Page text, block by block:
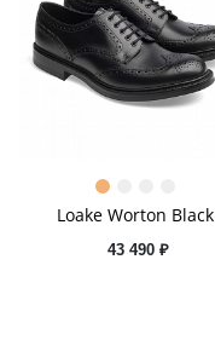
Loake Worton Black
43 490 ₽